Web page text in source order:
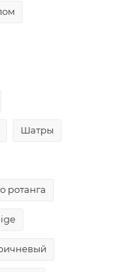
Шатры
ротанга